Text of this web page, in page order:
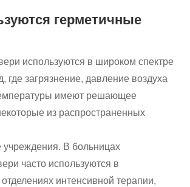
герметичные
используются в широком спектре
где загрязнение, давление воздуха
имеют решающее
из распространенных
учреждения. В больницах
часто используются в
интенсивной терапии,